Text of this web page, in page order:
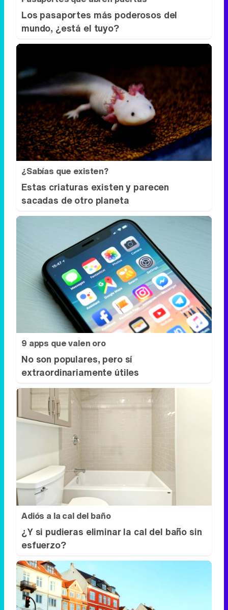
¿Sabías que existen?
Estas criaturas existen y parecen
sacadas de otro planeta
9 apps que valen oro
No son populares, pero sí
extraordinariamente útiles
Adiós a la cal del baño
¿Y si pudieras eliminar la cal del baño sin
esfuerzo?